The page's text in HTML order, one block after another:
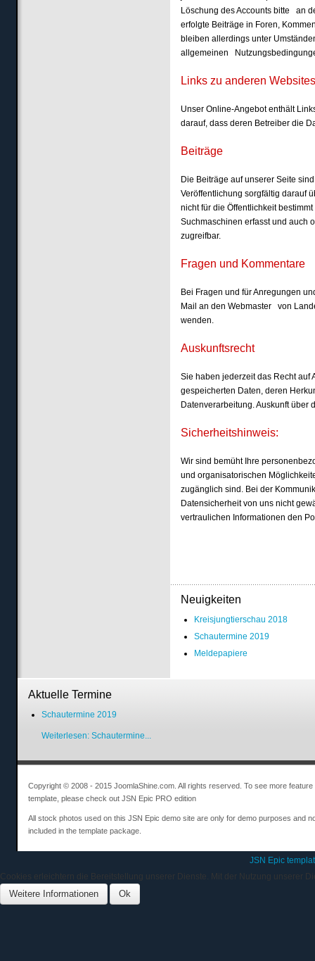
Löschung des Accounts bitte an
erfolgte Beiträge in Foren,
bleiben allerdings unter
allgemeinen
Links zu anderen
Unser Online-Angebot enthält
darauf, dass deren Betreiber die
Beiträge
Die Beiträge auf unserer Seite
Veröffentlichung sorgfältig darauf
nicht für die Öffentlichkeit
Suchmaschinen erfasst und auch
zugreifbar.
Fragen und Kommentare
Bei Fragen und für Anregungen
Mail an den Webmaster von
wenden.
Auskunftsrecht
Sie haben jederzeit das Recht auf
gespeicherten Daten, deren
Datenverarbeitung. Auskunft über
Sicherheitshinweis:
Wir sind bemüht Ihre
und organisatorischen
zugänglich sind. Bei der
Datensicherheit von uns nicht
vertraulichen Informationen den
Neuigkeiten
Kreisjungtierschau 2018
Schautermine 2019
Meldepapiere
Aktuelle Termine
Schautermine 2019
Weiterlesen: Schautermine...
Copyright © 2008 - 2015 JoomlaShine.com. All rights reserved. To see more feature
template, please check out JSN Epic PRO edition
All stock photos used on this JSN Epic demo site are only for demo purposes and
included in the template package.
JSN Epic
Cookies erleichtern die Bereitstellung unserer Dienste. Mit der Nutzung unserer
Weitere Informationen Ok